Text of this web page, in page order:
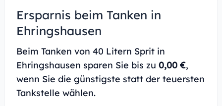
Ersparnis beim Tanken in
Ehringshausen
Beim Tanken von 40 Litern Sprit in
Ehringshausen sparen Sie bis zu 0,00 €,
wenn Sie die günstigste statt der teuersten
Tankstelle wählen.